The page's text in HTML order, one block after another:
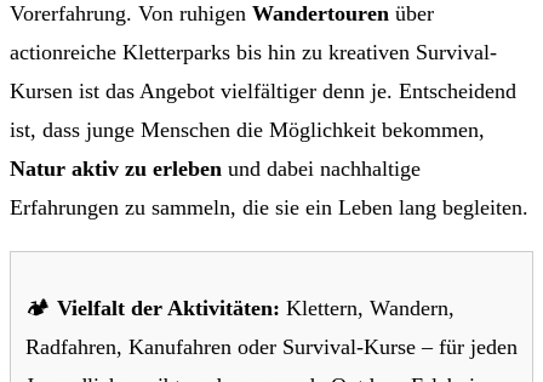
Vorerfahrung. Von ruhigen Wandertouren über
actionreiche Kletterparks bis hin zu kreativen Survival-
Kursen ist das Angebot vielfältiger denn je. Entscheidend
ist, dass junge Menschen die Möglichkeit bekommen,
Natur aktiv zu erleben und dabei nachhaltige
Erfahrungen zu sammeln, die sie ein Leben lang begleiten.
🏕️ Vielfalt der Aktivitäten: Klettern, Wandern,
Radfahren, Kanufahren oder Survival-Kurse – für jeden